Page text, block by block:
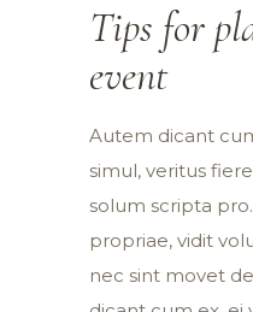
Tips for
event
Autem dicant
simul, veritus
solum scripta
propriae, vidit
nec sint movet